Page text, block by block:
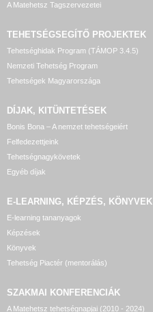
A Matehetsz Tagszervezetei
TEHETSÉGSEGÍTŐ PROJEKTEK
Tehetséghidak Program (TÁMOP 3.4.5)
Nemzeti Tehetség Program
Tehetségek Magyarországa
DÍJAK, KITÜNTETÉSEK
Bonis Bona – A nemzet tehetségeiért
Felfedezettjeink
Tehetségnagykövetek
Egyéb díjak
E-LEARNING, KÉPZÉS, KÖNYVEK
E-learning tananyagok
Képzések
Könyvek
Tehetség Piactér (mentorálás)
SZAKMAI KONFERENCIÁK
A Matehetsz tehetségnapjai (2010 - 2024)